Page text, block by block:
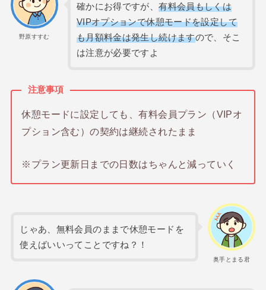
野原すすむ
確かにお得ですが、有料会員もしくは
VIPオプションで休憩モードを設定して
も月額料金は発生し続けますので、そこ
は注意が必要ですよ
注意事項
休憩モードに設定しても、有料会員プラン（VIPオ
プション含む）の契約は継続されたまま
※プラン更新日までの日数はちゃんと減っていく
奥手とまる君
じゃあ、無料会員のままで休憩モードを
使えばいいってことですね？！